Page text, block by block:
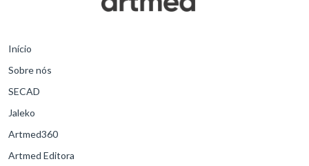
Início
Sobre nós
SECAD
Jaleko
Artmed360
Artmed Editora